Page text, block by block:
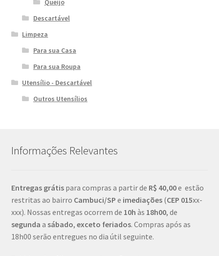
Queijo
Descartável
Limpeza
Para sua Casa
Para sua Roupa
Utensílio - Descartável
Outros Utensílios
Informações Relevantes
Entregas grátis para compras a partir de R$ 40,00e estão
restritas ao bairro Cambuci/SP e imediações(CEP 015xx-
xxx). Nossas entregas ocorrem de 10h às 18h00, de
segunda a sábado, exceto feriados. Compras após as
18h00 serão entregues no dia útil seguinte.